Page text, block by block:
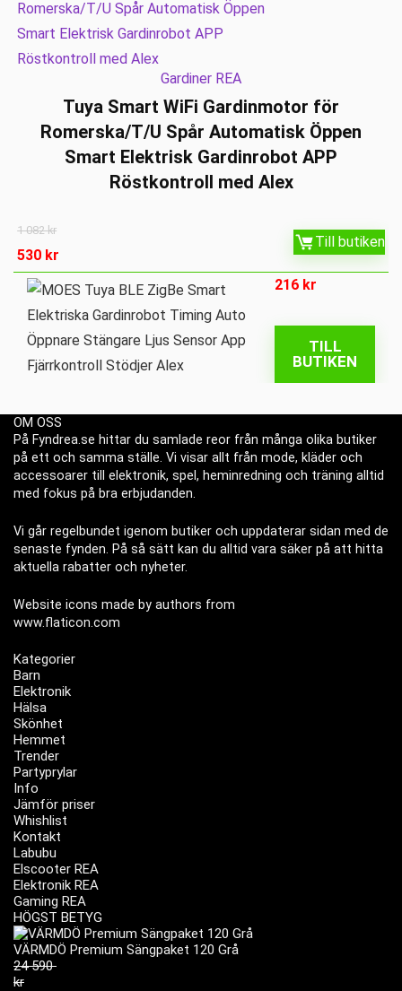
Gardiner REA
Tuya Smart WiFi Gardinmotor för
Romerska/T/U Spår Automatisk Öppen
Smart Elektrisk Gardinrobot APP
Röstkontroll med Alex
1 082kr
530 kr
Till butiken
216 kr
TILL
BUTIKEN
OM OSS
På Fyndrea.se hittar du samlade reor från många olika butiker
på ett och samma ställe. Vi visar allt från mode, kläder och
accessoarer till elektronik, spel, heminredning och träning alltid
med fokus på bra erbjudanden.
Vi går regelbundet igenom butiker och uppdaterar sidan med de
senaste fynden. På så sätt kan du alltid vara säker på att hitta
aktuella rabatter och nyheter.
Website icons made by authors from
www.flaticon.com
Kategorier
Barn
Elektronik
Hälsa
Skönhet
Hemmet
Trender
Partyprylar
Info
Jämför priser
Whishlist
Kontakt
Labubu
Elscooter REA
Elektronik REA
Gaming REA
HÖGST BETYG
VÄRMDÖ Premium Sängpaket 120 Grå
24 590
kr